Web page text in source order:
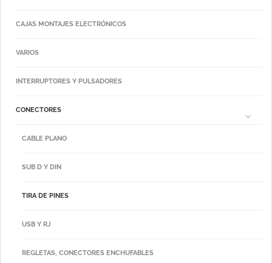
CAJAS MONTAJES ELECTRÓNICOS
VARIOS
INTERRUPTORES Y PULSADORES
CONECTORES
CABLE PLANO
SUB D Y DIN
TIRA DE PINES
USB Y RJ
REGLETAS, CONECTORES ENCHUFABLES